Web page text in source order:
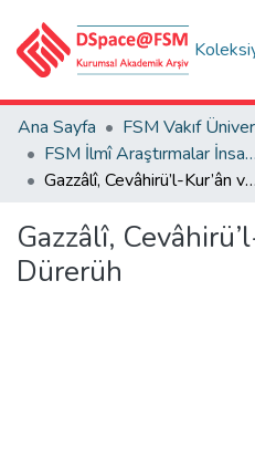
Ana Sayfa
FSM İlmî Araştırmalar İnsan ve Toplum Bilimleri Dergisi
Gazzâlî, Cevâhirü’l-Kur’ân ve Dürerüh
Gazzâlî,
Dürerüh